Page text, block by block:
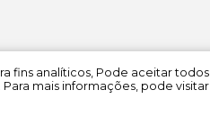
fins analíticos, Pode aceitar
mais informações, pode visitar